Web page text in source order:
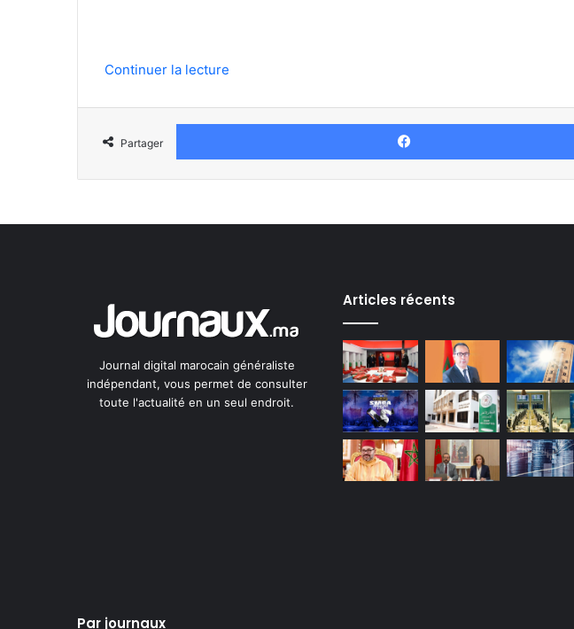
Continuer la lecture
Partager
Journal digital marocain généraliste
indépendant, vous permet de consulter
toute l'actualité en un seul endroit.
Articles récents
Par journaux